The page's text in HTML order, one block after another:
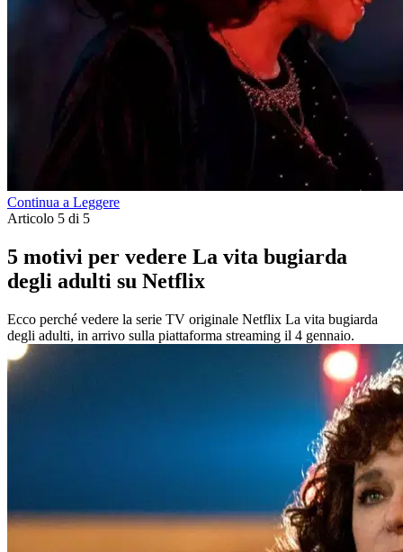
Continua a Leggere
Articolo 5 di 5
5 motivi per vedere La vita bugiarda
degli adulti su Netflix
Ecco perché vedere la serie TV originale Netflix La vita bugiarda
degli adulti, in arrivo sulla piattaforma streaming il 4 gennaio.